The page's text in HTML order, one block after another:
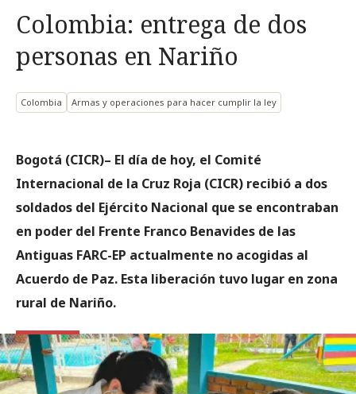
Colombia: entrega de dos
personas en Nariño
Colombia Armas y operaciones para hacer cumplir la ley
Bogotá (CICR)– El día de hoy, el Comité
Internacional de la Cruz Roja (CICR) recibió a dos
soldados del Ejército Nacional que se encontraban
en poder del Frente Franco Benavides de las
Antiguas FARC-EP actualmente no acogidas al
Acuerdo de Paz. Esta liberación tuvo lugar en zona
rural de Nariño.